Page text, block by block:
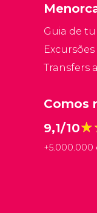
Guia de
Transfers
Comos
9,1/10
+5.000.000